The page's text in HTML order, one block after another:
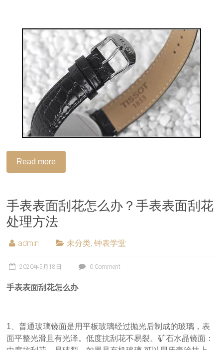
Read more
手表表面刮花怎么办？手表表面刮花
处理方法
admin 未分类,钟表学堂
2020年5月18日 0 Comment
手表表面刮花怎么办
1、普通玻璃镜面是用平板玻璃经过抛光后制成的玻璃，表
面平整光滑且有光泽。低度抗刮花不易裂。矿石水晶镜面：